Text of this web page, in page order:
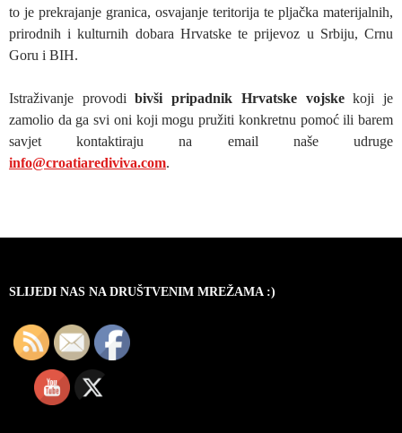
to je prekrajanje granica, osvajanje teritorija te pljačka materijalnih,
prirodnih i kulturnih dobara Hrvatske te prijevoz u Srbiju, Crnu
Goru i BIH.
Istraživanje provodibivši pripadnik Hrvatske vojskekoji je
zamolio da ga svi oni koji mogu pružiti konkretnu pomoć ili barem
savjet kontaktiraju na email naše udruge
info@croatiarediviva.com.
SLIJEDI NAS NA DRUŠTVENIM MREŽAMA :)